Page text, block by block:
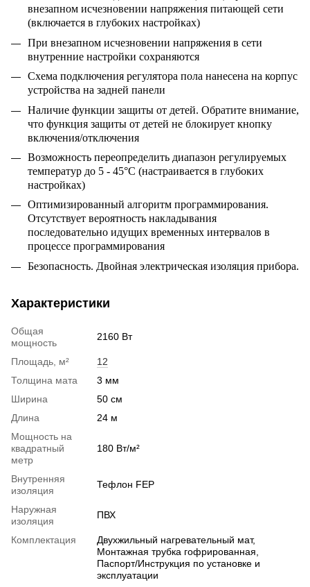
внезапном исчезновении напряжения питающей сети
(включается в глубоких настройках)
При внезапном исчезновении напряжения в сети
внутренние настройки сохраняются
Схема подключения регулятора пола нанесена на корпус
устройства на задней панели
Наличие функции защиты от детей. Обратите внимание,
что функция защиты от детей не блокирует кнопку
включения/отключения
Возможность переопределить диапазон регулируемых
температур до 5 - 45°С (настраивается в глубоких
настройках)
Оптимизированный алгоритм программирования.
Отсутствует вероятность накладывания
последовательно идущих временных интервалов в
процессе программирования
Безопасность. Двойная электрическая изоляция прибора.
Характеристики
Общая
мощность
2160 Вт
Площадь, м²
12
Толщина мата
3 мм
Ширина
50 см
Длина
24 м
Мощность на
квадратный
метр
180 Вт/м²
Внутренняя
изоляция
Тефлон FEP
Наружная
изоляция
ПВХ
Комплектация
Двухжильный нагревательный мат,
Монтажная трубка гофрированная,
Паспорт/Инструкция по установке и
эксплуатации